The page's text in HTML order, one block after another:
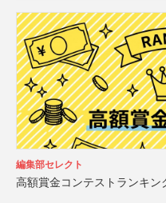
編集部セレクト
高額賞金コンテストランキン